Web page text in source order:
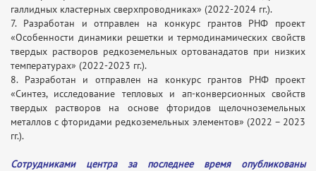
галлидных кластерных сверхпроводниках» (2022-2024 гг.).
7. Разработан и отправлен на конкурс грантов РНФ проект
«Особенности динамики решетки и термодинамических свойств
твердых растворов редкоземельных ортованадатов при низких
температурах» (2022-2023 гг.).
8. Разработан и отправлен на конкурс грантов РНФ проект
«Синтез, исследование тепловых и ап-конверсионных свойств
твердых растворов на основе фторидов щелочноземельных
металлов с фторидами редкоземельных элементов» (2022 – 2023
гг.).
Сотрудниками центра за последнее время опубликованы